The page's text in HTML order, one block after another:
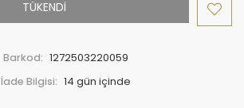
TÜKENDİ
Barkod: 1272503220059
İade Bilgisi: